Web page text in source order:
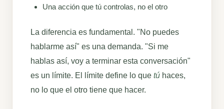
Una acción que tú controlas, no el otro
La diferencia es fundamental. "No puedes
hablarme así" es una demanda. "Si me
hablas así, voy a terminar esta conversación"
es un límite. El límite define lo que túhaces,
no lo que el otro tiene que hacer.